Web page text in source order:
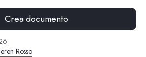
Crea documento
Rosso